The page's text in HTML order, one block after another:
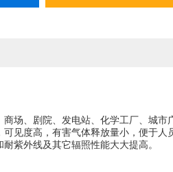
场、剧院、发电站、化学工厂、城市
见度高，有害气体释放量小，便于人
紫外线及其它辐照性能大大提高。